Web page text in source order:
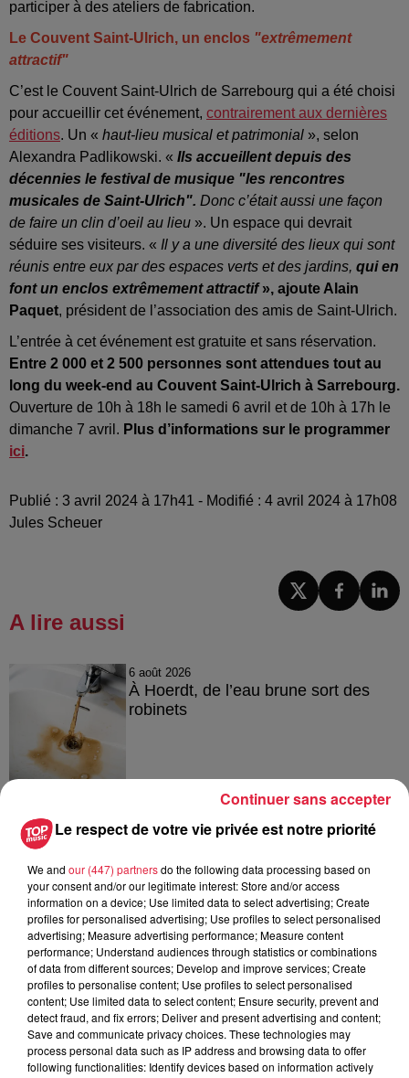
participer à des ateliers de fabrication.
Le Couvent Saint-Ulrich, un enclos "extrêmement
attractif"
C’est le Couvent Saint-Ulrich de Sarrebourg qui a été choisi
pour accueillir cet événement, contrairement aux dernières
éditions. Un « haut-lieu musical et patrimonial », selon
Alexandra Padlikowski. « Ils accueillent depuis des
décennies le festival de musique "les rencontres
musicales de Saint-Ulrich". Donc c’était aussi une façon
de faire un clin d’oeil au lieu ». Un espace qui devrait
séduire ses visiteurs. « Il y a une diversité des lieux qui sont
réunis entre eux par des espaces verts et des jardins, qui en
font un enclos extrêmement attractif», ajoute Alain
Paquet, président de l’association des amis de Saint-Ulrich.
L’entrée à cet événement est gratuite et sans réservation.
Entre 2 000 et 2 500 personnes sont attendues tout au
long du week-end au Couvent Saint-Ulrich à Sarrebourg.
Ouverture de 10h à 18h le samedi 6 avril et de 10h à 17h le
dimanche 7 avril. Plus d’informations sur le programmer
ici.
Publié : 3 avril 2024 à 17h41 - Modifié : 4 avril 2024 à 17h08
Jules Scheuer
A lire aussi
6 août 2026
À Hoerdt, de l’eau brune sort des
robinets
Catherine Trautmann réagit
6 août 2026
Au zoo de Mulhouse : rencontre
avec les flamants rouges
Le respect de votre vie privée est notre priorité
We and our (447) partnersdo the following data processing based on
your consent and/or our legitimate interest: Store and/or access
information on a device; Use limited data to select advertising; Create
profiles for personalised advertising; Use profiles to select personalised
advertising; Measure advertising performance; Measure content
performance; Understand audiences through statistics or combinations
of data from different sources; Develop and improve services; Create
profiles to personalise content; Use profiles to select personalised
content; Use limited data to select content; Ensure security, prevent and
detect fraud, and fix errors; Deliver and present advertising and content;
Save and communicate privacy choices. These technologies may
process personal data such as IP address and browsing data to offer
following functionalities: Identify devices based on information actively
Continuer sans accepter